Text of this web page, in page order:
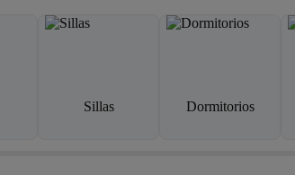
Sillas Dormitorios